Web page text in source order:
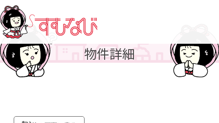
物件詳細